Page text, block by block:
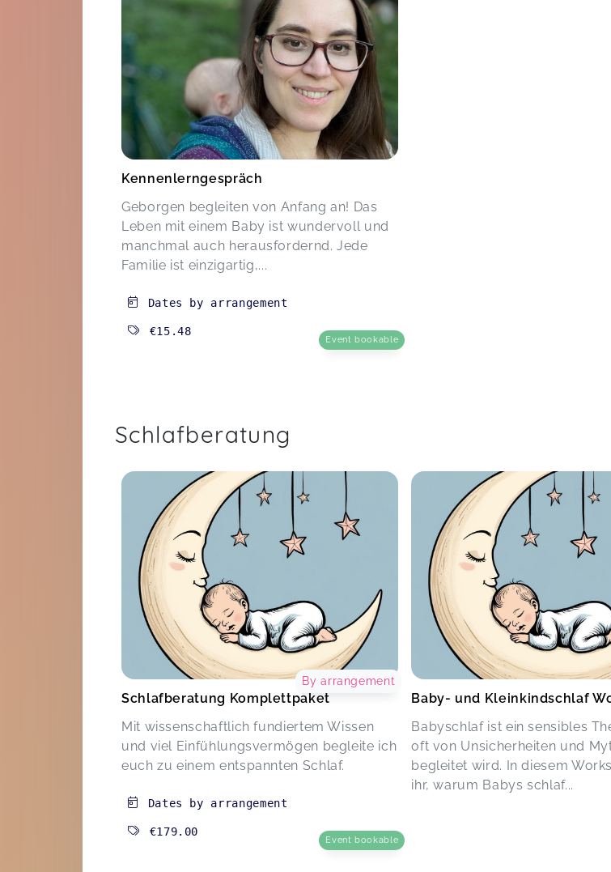
Kennenlerngespräch
Geborgen begleiten von Anfang an! Das
Leben mit einem Baby ist wundervoll und
manchmal auch herausfordernd. Jede
Familie ist einzigartig,...
Dates by arrangement
€15.48
Event bookable
Schlafberatung
Schlafberatung Komplettpaket
Mit wissenschaftlich fundiertem Wissen
und viel Einfühlungsvermögen begleite ich
euch zu einem entspannten Schlaf.
By arrangement
Dates by arrangement
€179.00
Event bookable
Baby- und Kleinkindschlaf
Babyschlaf ist ein sensibles
oft von Unsicherheiten und
begleitet wird. In diesem
ihr, warum Babys schlaf...